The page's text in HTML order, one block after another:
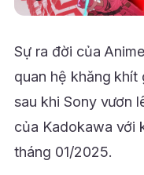
Sự ra đời của
quan hệ khăng
sau khi Sony vươn
của Kadokawa với
tháng 01/2025.